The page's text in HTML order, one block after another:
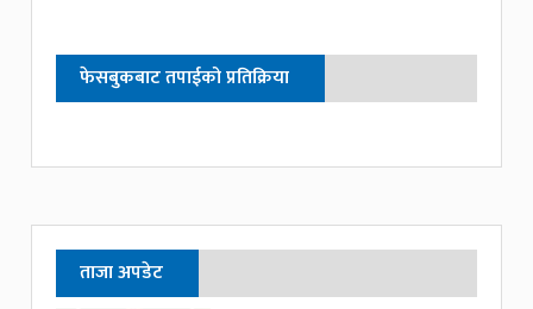
फेसबुकबाट तपाईको प्रतिक्रिया
ताजा अपडेट